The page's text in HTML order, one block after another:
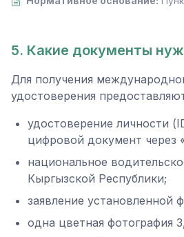
5. Какие документы
Для получения
удостоверения
удостоверение личности
цифровой документ через
национальное
Кыргызской Республики;
заявление установленной
одна цветная фотография